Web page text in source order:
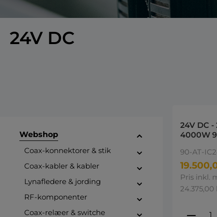
24V DC
Webshop
Coax-konnektorer & stik
Coax-kabler & kabler
Lynafledere & jording
RF-komponenter
Coax-relæer & switche
24V DC -
4000W
4000W
inverter
stage
90-AT-
Pris inkl.
24.375,00